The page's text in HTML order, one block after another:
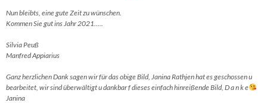
Nun bleibts, eine gute Zeit zu wünschen.
Kommen Sie gut ins Jahr 2021…..
Silvia Peuß
Manfred Appiarius
Ganz herzlichen Dank sagen wir für das obige Bild, Janina Rathjen hat es geschossen u
bearbeitet, wir sind überwältigt u dankbar f dieses einfach hinreißende Bild, D a n k e
Janina